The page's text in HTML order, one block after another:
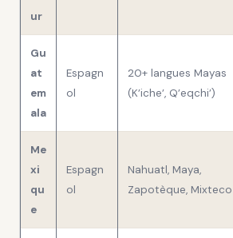
ur
Gu
at
em
ala
Espagn
ol
20+ langues Mayas
(K’iche’, Q’eqchi’)
Me
xi
qu
e
Espagn
ol
Nahuatl, Maya,
Zapotèque, Mixteco